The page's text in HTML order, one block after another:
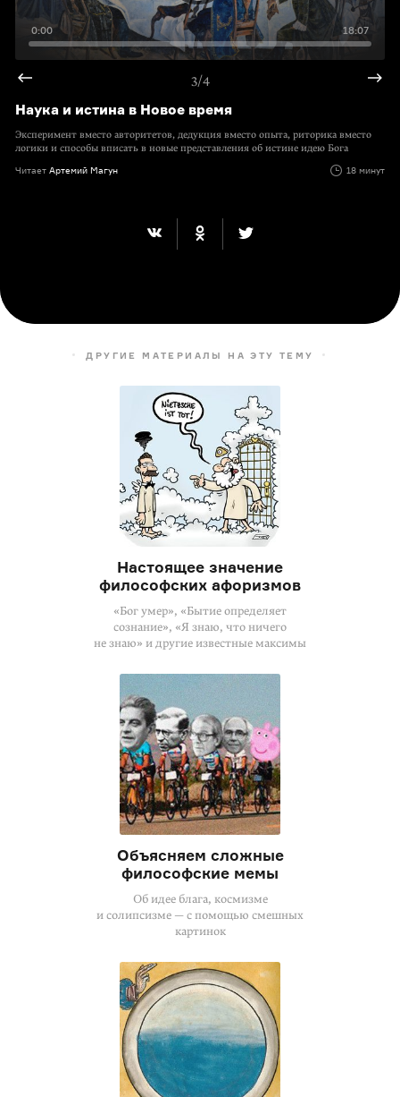
0:00 18:07
3/4
Наука и истина в Новое время
Эксперимент вместо авторитетов, дедукция вместо опыта, риторика вместо
логики и способы вписать в новые представления об истине идею Бога
Читает Артемий Магун 18 минут
ДРУГИЕ МАТЕРИАЛЫ НА ЭТУ ТЕМУ
Настоящее значение
философских афоризмов
«Бог умер», «Бытие определяет
сознание», «Я знаю, что ничего
не знаю» и другие известные максимы
Объясняем сложные
философские мемы
Об идее блага, космизме
и солипсизме — с помощью смешных
картинок